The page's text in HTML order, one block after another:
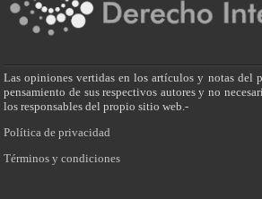
Las opiniones vertidas en los artículos y notas del
pensamiento de sus respectivos autores y no
los responsables del propio sitio web.-
Política de privacidad
Términos y condiciones